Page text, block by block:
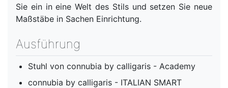
Sie ein in eine Welt des Stils und setzen Sie neue
Maßstäbe in Sachen Einrichtung.
Ausführung
Stuhl von connubia by calligaris - Academy
connubia by calligaris - ITALIAN SMART